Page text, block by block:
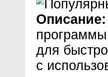
Описание:
программы
для
с